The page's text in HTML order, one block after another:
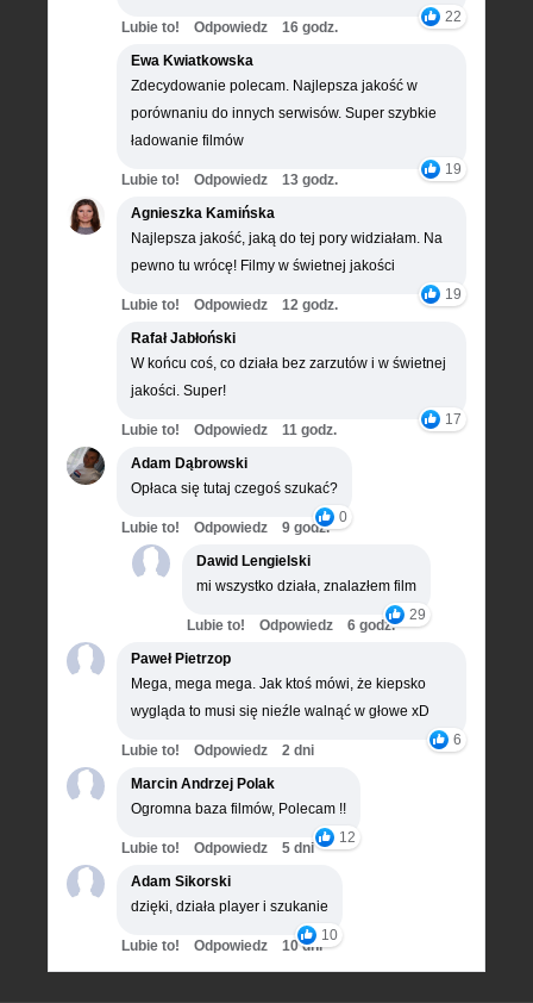
22
Lubie to! Odpowiedz
16 godz.
Ewa Kwiatkowska
Zdecydowanie polecam. Najlepsza jakość w
porównaniu do innych serwisów. Super szybkie
ładowanie filmów
19
Lubie to! Odpowiedz
13 godz.
Agnieszka Kamińska
Najlepsza jakość, jaką do tej pory widziałam. Na
pewno tu wrócę! Filmy w świetnej jakości
19
Lubie to! Odpowiedz
12 godz.
Rafał Jabłoński
W końcu coś, co działa bez zarzutów i w świetnej
jakości. Super!
17
Lubie to! Odpowiedz
11 godz.
Adam Dąbrowski
Opłaca się tutaj czegoś szukać?
0
Lubie to! Odpowiedz
9 godz.
Dawid Lengielski
mi wszystko działa, znalazłem film
29
Lubie to! Odpowiedz
6 godz.
Paweł Pietrzop
Mega, mega mega. Jak ktoś mówi, że kiepsko
wygląda to musi się nieźle walnąć w głowe xD
6
Lubie to! Odpowiedz
2 dni
Marcin Andrzej Polak
Ogromna baza filmów, Polecam !!
12
Lubie to! Odpowiedz
5 dni
Adam Sikorski
dzięki, działa player i szukanie
10
Lubie to! Odpowiedz 10 dni